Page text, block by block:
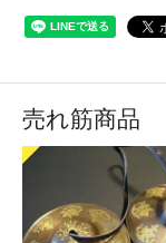
売れ筋商品